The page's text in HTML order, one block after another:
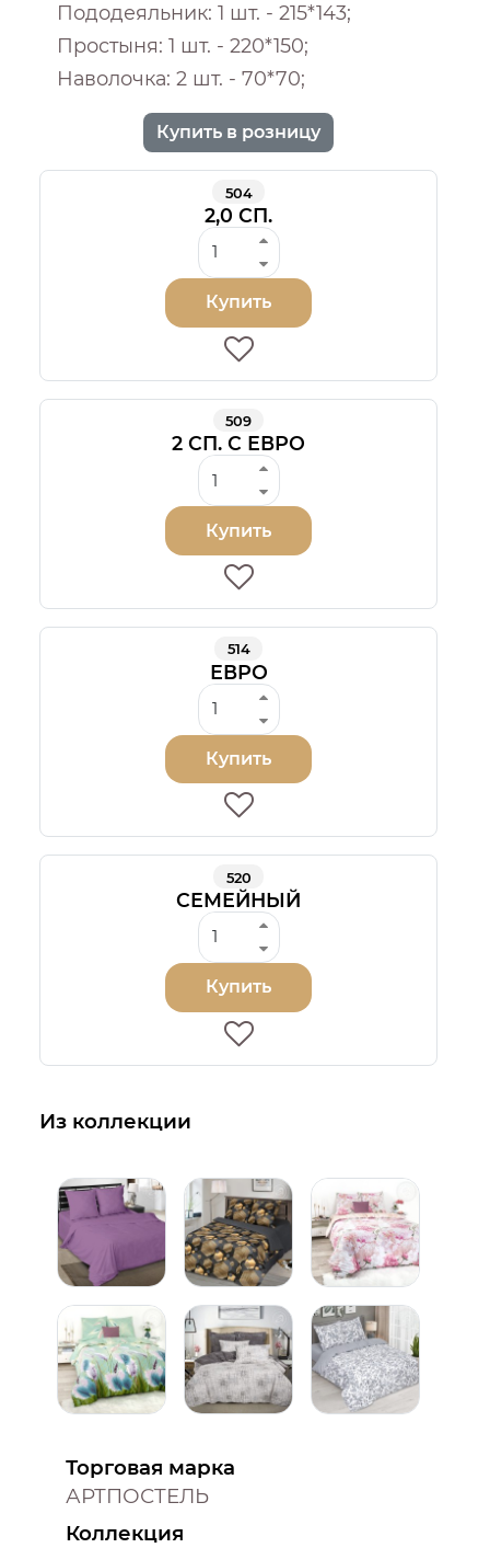
Пододеяльник: 1 шт. - 215*143;
Простыня: 1 шт. - 220*150;
Наволочка: 2 шт. - 70*70;
Купить в розницу
504
2,0 СП.
Купить
509
2 СП. С ЕВРО
Купить
514
ЕВРО
Купить
520
СЕМЕЙНЫЙ
Купить
Из коллекции
Торговая марка
АРТПОСТЕЛЬ
Коллекция